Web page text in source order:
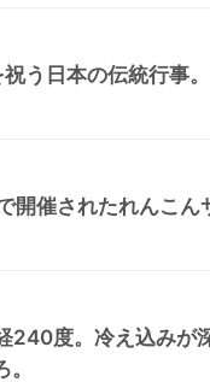
う日本の伝統行事
開催されたれんこん
240度。冷え込みが